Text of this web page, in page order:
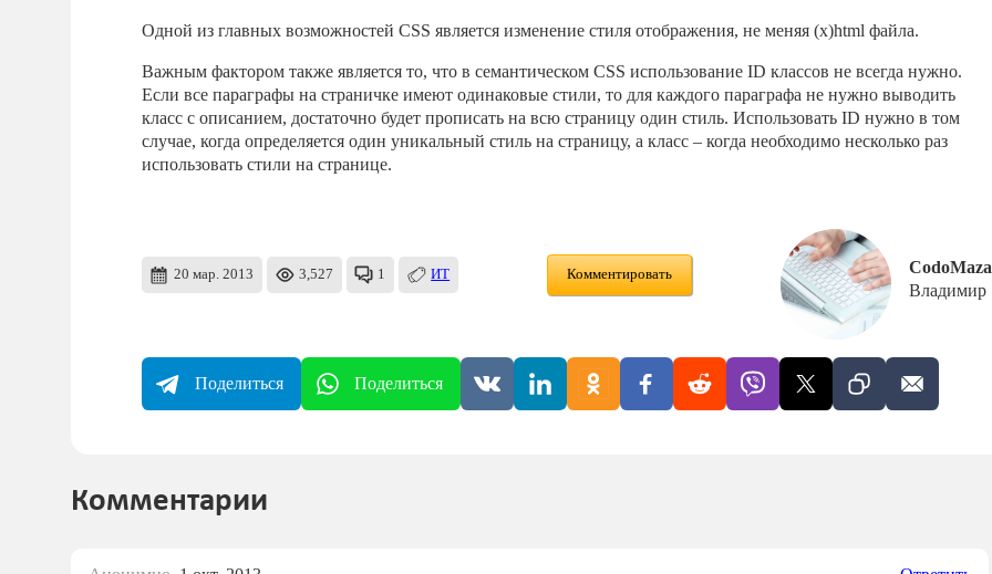
Одной из главных возможностей CSS является изменение стиля отображения, не меняя (x)html файла.
Важным фактором также является то, что в семантическом CSS использование ID классов не всегда нужно.
Если все параграфы на страничке имеют одинаковые стили, то для каждого параграфа не нужно выводить
класс с описанием, достаточно будет прописать на всю страницу один стиль. Использовать ID нужно в том
случае, когда определяется один уникальный стиль на страницу, а класс – когда необходимо несколько раз
использовать стили на странице.
20 мар. 2013 3,527 1 ИТ Комментировать
CodoMaza
Владимир
Поделиться Поделиться
Комментарии